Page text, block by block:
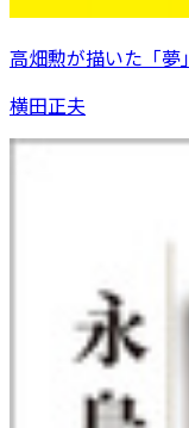
高畑勲が描いた「
横田正夫